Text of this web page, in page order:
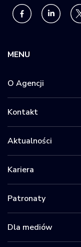
MENU
O Agencji
Kontakt
Aktualności
Kariera
Patronaty
Dla mediów